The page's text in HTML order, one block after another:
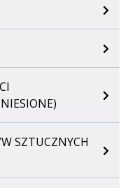
SZTUCZNYCH